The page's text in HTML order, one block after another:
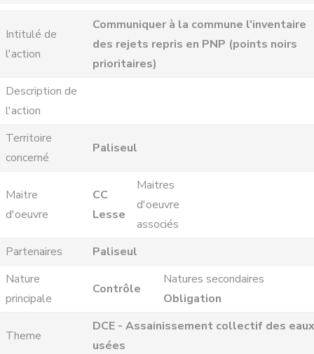
Intitulé de
l'action
Communiquer à la commune l'inventaire
des rejets repris en PNP (points noirs
prioritaires)
Description de
l'action
Territoire
concerné
Paliseul
Maitre
d'oeuvre
CC
Lesse
Maitres
d'oeuvre
associés
Partenaires
Paliseul
Nature
principale
Contrôle
Natures secondaires
Obligation
Theme
DCE - Assainissement collectif des eaux
usées